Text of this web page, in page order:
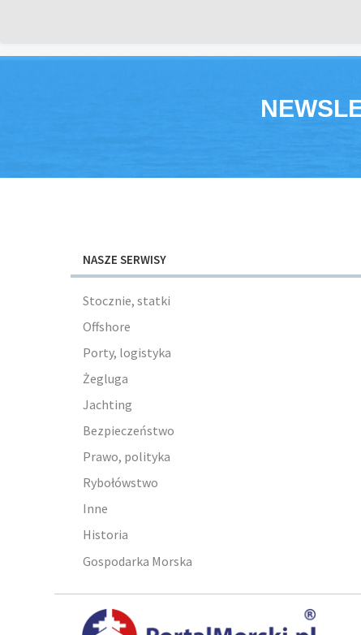
NASZE SERWISY
Stocznie, statki
Offshore
Porty, logistyka
Żegluga
Jachting
Bezpieczeństwo
Prawo, polityka
Rybołówstwo
Inne
Historia
Gospodarka Morska